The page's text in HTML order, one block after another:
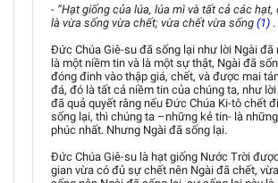
- “Hạt giống của lúa, lúa mì và tất cả các hạt,
là vừa sống vừa chết; vừa chết vừa sống (1) .
Đức Chúa Giê-su đã sống lại như lời Ngài đã
là một niềm tin và là một sự thật, Ngài đã
đóng đinh vào thập giá, chết, và được mai
đá, đó là tất cả niềm tin của chúng ta, như
đã quả quyết rằng nếu Đức Chúa Ki-tô chết
sống lại, thì chúng ta –những kẻ tin- là
phúc nhất. Nhưng Ngài đã sống lại.
Đức Chúa Giê-su là hạt giống Nước Trời
gian vừa có đủ sự chết nên Ngài đã chết,